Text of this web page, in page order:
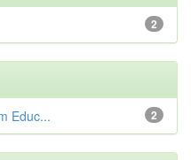
2
2
Educ...